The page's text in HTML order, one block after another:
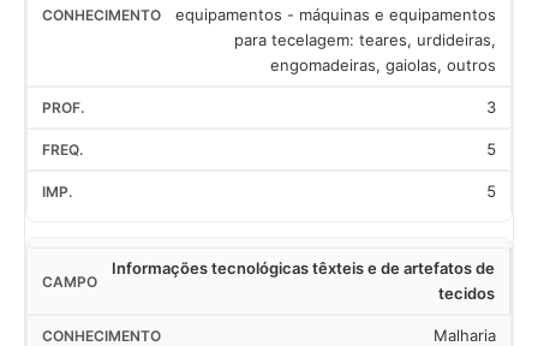
equipamentos - máquinas e equipamentos
para tecelagem: teares, urdideiras,
engomadeiras, gaiolas, outros
3
5
5
Informações tecnológicas têxteis e de artefatos de
tecidos
Malharia